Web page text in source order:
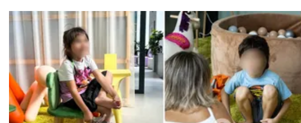
Społeczeństwo
Wojna na Ukrainie
Świat
Jedzenie